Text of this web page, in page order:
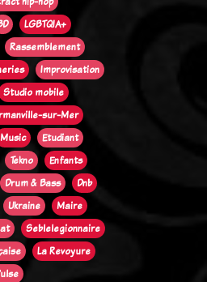
LGBTQIA+
Rassemblement
Improvisation
Studio mobile
sur-Mer
Music
Etudiant
Tekno
Enfants
Drum & Bass
Dnb
Ukraine
Maire
Seblelegionnaire
La Revoyure